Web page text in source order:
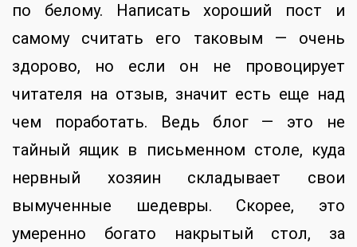
по белому. Написать хороший пост и
самому считать его таковым — очень
здорово, но если он не провоцирует
читателя на отзыв, значит есть еще над
чем поработать. Ведь блог — это не
тайный ящик в письменном столе, куда
нервный хозяин складывает свои
вымученные шедевры. Скорее, это
умеренно богато накрытый стол, за